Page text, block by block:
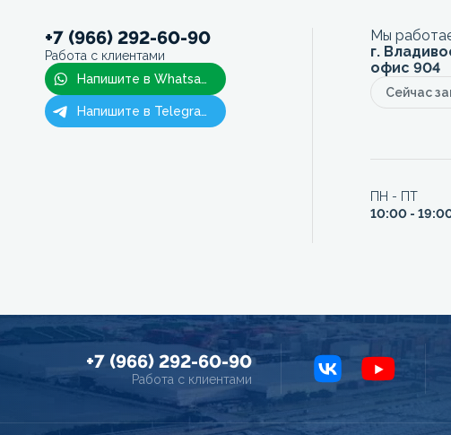
+7 (966) 292-60-90
Работа с клиентами
Напишите в Whatsapp
Напишите в Telegram
Мы
г.
офис 904
Сейчас
ПН - ПТ
10:00 -
+7 (966) 292-60-90
Работа с клиентами